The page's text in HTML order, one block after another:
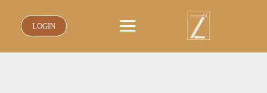
LOGIN